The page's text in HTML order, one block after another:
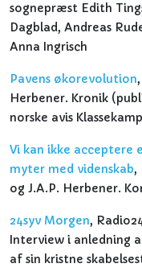
sognepræst Edith
Dagblad, Andreas
Anna Ingrisch
Pavens økorevolution
Herbener. Kronik
norske avis
Vi kan ikke acceptere
myter med videnskab,
og J.A.P. Herbener.
24syv Morgen,
Interview i anledning
af sin kristne